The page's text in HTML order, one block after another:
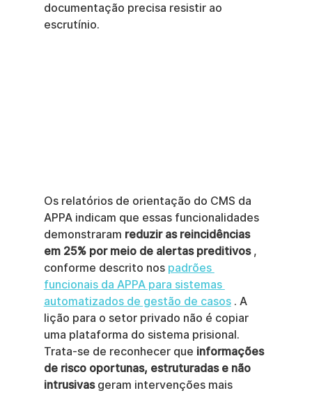
documentação precisa resistir ao
escrutínio.
Os relatórios de orientação do CMS da
APPA indicam que essas funcionalidades
demonstraram reduzir as reincidências
em 25% por meio de alertas preditivos ,
conforme descrito nos padrões
funcionais da APPA para sistemas
automatizados de gestão de casos . A
lição para o setor privado não é copiar
uma plataforma do sistema prisional.
Trata-se de reconhecer que informações
de risco oportunas, estruturadas e não
intrusivas geram intervenções mais